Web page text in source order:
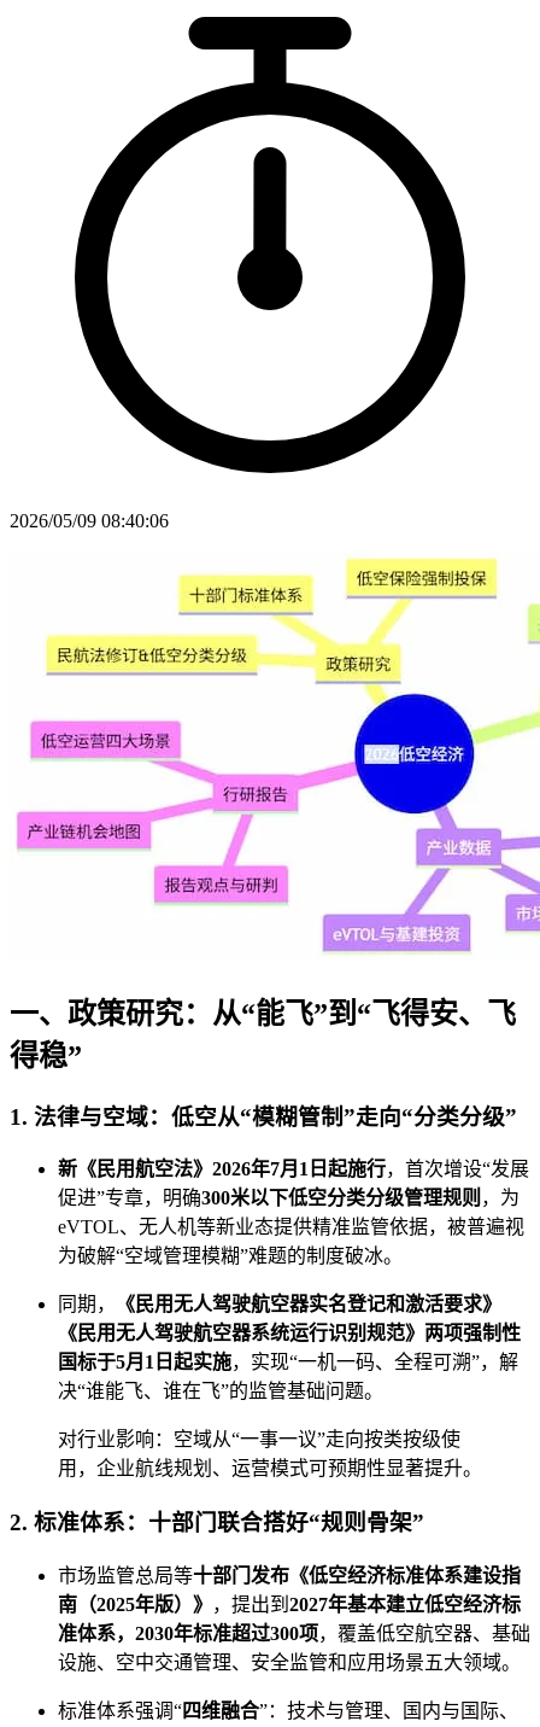
2026/05/09 08:40:06
一、政策研究：从“能飞”到“飞得安、飞
得稳”
1. 法律与空域：低空从“模糊管制”走向“分类分级”
新《民用航空法》2026年7月1日起施行，首次增设“发展
促进”专章，明确300米以下低空分类分级管理规则 ，为
eVTOL、无人机等新业态提供精准监管依据，被普遍视
为破解“空域管理模糊”难题的制度破冰。
同期，
《民用无人驾驶航空器实名登记和激活要求》
《民用无人驾驶航空器系统运行识别规范》两项强制性
国标于5月1日起实施，实现“一机一码、全程可溯”，解
决“谁能飞、谁在飞”的监管基础问题。
对行业影响：空域从“一事一议”走向按类按级使
用，企业航线规划、运营模式可预期性显著提升。
2. 标准体系：十部门联合搭好“规则骨架”
市场监管总局等十部门发布《低空经济标准体系建设指
南（2025年版）》 ，提出到 2027年基本建立低空经济标
准体系，2030年标准超过300项，覆盖低空航空器、基础
设施、空中交通管理、安全监管和应用场景五大领域。
标准体系强调“四维融合”：技术与管理、国内与国际、